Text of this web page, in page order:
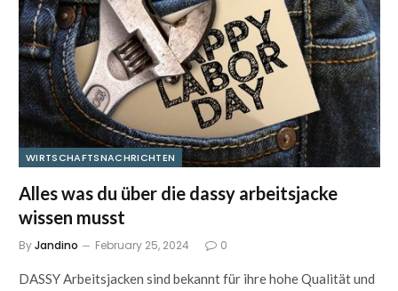
WIRTSCHAFTSNACHRICHTEN
Alles was du über die dassy arbeitsjacke
wissen musst
ByJandino February 25, 2024 0
DASSY Arbeitsjacken sind bekannt für ihre hohe Qualität und